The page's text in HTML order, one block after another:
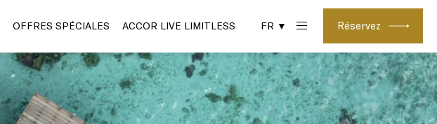
Réservez
OFFRES SPÉCIALES ACCOR LIVE LIMITLESS FR ▼